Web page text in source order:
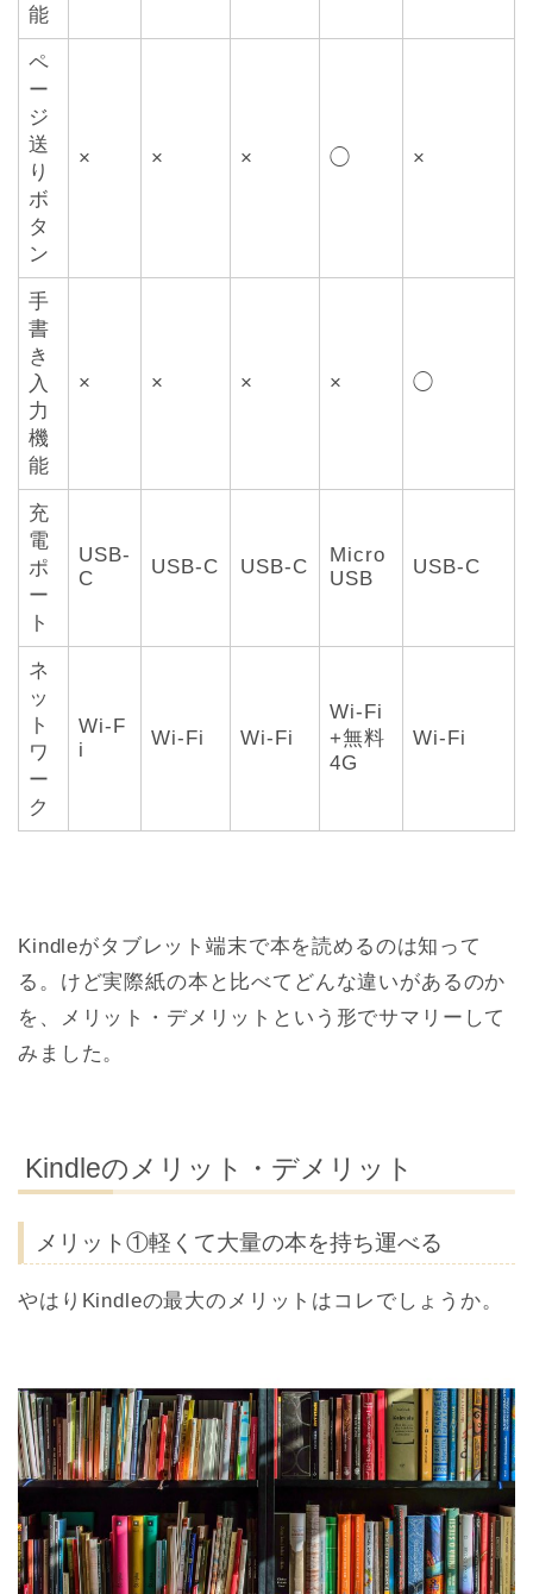
能
ペ
ー
ジ
送
り
ボ
タ
ン
× × × ◯ ×
手
書
き
入
力
機
能
× × × × ◯
充
電
ポ
ー
ト
USB-
C
USB-C USB-C
Micro
USB
USB-C
ネ
ッ
ト
ワ
ー
ク
Wi-F
i
Wi-Fi Wi-Fi
Wi-Fi
+無料
4G
Wi-Fi
Kindleがタブレット端末で本を読めるのは知って
る。けど実際紙の本と比べてどんな違いがあるのか
を、メリット・デメリットという形でサマリーして
みました。
Kindleのメリット・デメリット
メリット①軽くて大量の本を持ち運べる
やはりKindleの最大のメリットはコレでしょうか。